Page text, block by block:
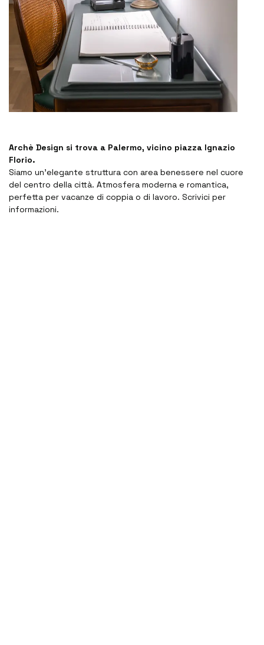
Archè Design si trova a Palermo, vicino piazza Ignazio
Florio.
Siamo un’elegante struttura con area benessere nel cuore
del centro della città. Atmosfera moderna e romantica,
perfetta per vacanze di coppia o di lavoro. Scrivici per
informazioni.